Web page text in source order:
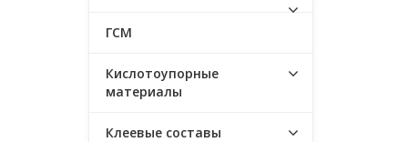
ГСМ
Кислотоупорные
материалы
Клеевые составы